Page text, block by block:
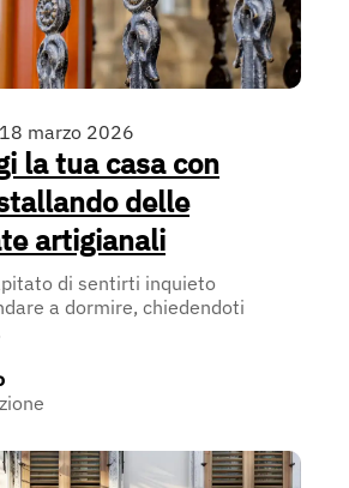
marzo 2026
la tua casa con
delle
artigianali
di sentirti inquieto
a dormire, chiedendoti